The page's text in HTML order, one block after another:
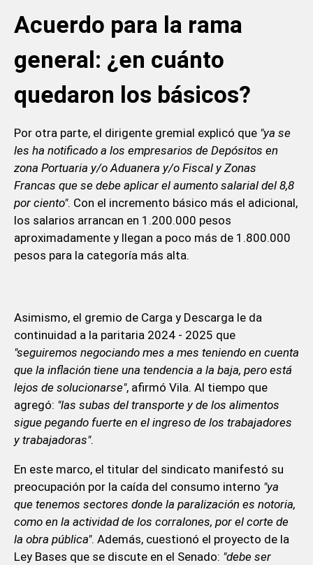
Acuerdo para la rama
general: ¿en cuánto
quedaron los básicos?
Por otra parte, el dirigente gremial explicó que "ya se
les ha notificado a los empresarios de Depósitos en
zona Portuaria y/o Aduanera y/o Fiscal y Zonas
Francas que se debe aplicar el aumento salarial del 8,8
por ciento". Con el incremento básico más el adicional,
los salarios arrancan en 1.200.000 pesos
aproximadamente y llegan a poco más de 1.800.000
pesos para la categoría más alta.
Asimismo, el gremio de Carga y Descarga le da
continuidad a la paritaria 2024 - 2025 que
"seguiremos negociando mes a mes teniendo en cuenta
que la inflación tiene una tendencia a la baja, pero está
lejos de solucionarse", afirmó Vila. Al tiempo que
agregó: "las subas del transporte y de los alimentos
sigue pegando fuerte en el ingreso de los trabajadores
y trabajadoras".
En este marco, el titular del sindicato manifestó su
preocupación por la caída del consumo interno "ya
que tenemos sectores donde la paralización es notoria,
como en la actividad de los corralones, por el corte de
la obra pública". Además, cuestionó el proyecto de la
Ley Bases que se discute en el Senado: "debe ser